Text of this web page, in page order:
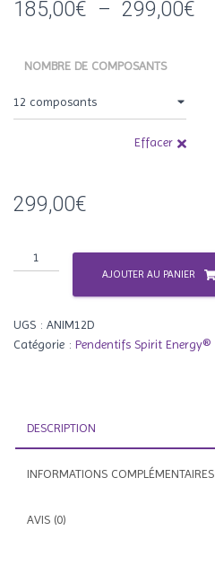
185,00€ – 299,00€
NOMBRE DE COMPOSANTS
Effacer
299,00€
quantité
de
or
AJOUTER AU PANIER
UGS : ANIM12D
Catégorie : Pendentifs Spirit Energy®
DESCRIPTION
INFORMATIONS COMPLÉMENTAIRES
AVIS (0)